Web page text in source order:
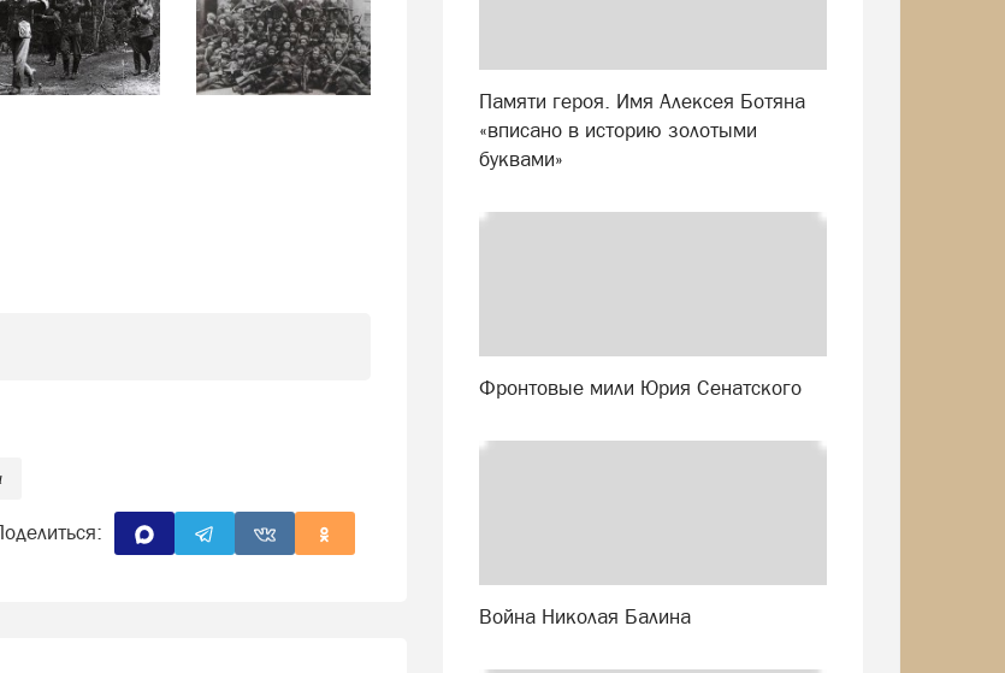
Памяти героя. Имя Алексея Ботяна
«вписано в историю золотыми
буквами»
Фронтовые мили Юрия Сенатского
Война Николая Балина